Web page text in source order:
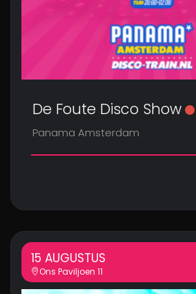
De Foute Disco Show
Panama Amsterdam
15 AUGUSTUS
Ons Paviljoen 11